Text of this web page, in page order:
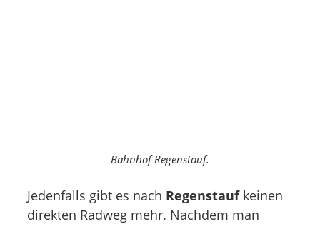
Bahnhof Regenstauf.
Jedenfalls gibt es nach Regenstauf keinen
direkten Radweg mehr. Nachdem man